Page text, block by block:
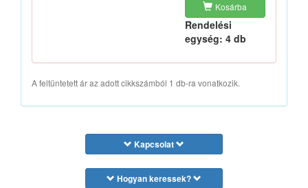
Kosárba
Rendelési
egység: 4 db
A feltüntetett ár az adott cikkszámból 1 db-ra vonatkozik.
Kapcsolat
Hogyan keressek?